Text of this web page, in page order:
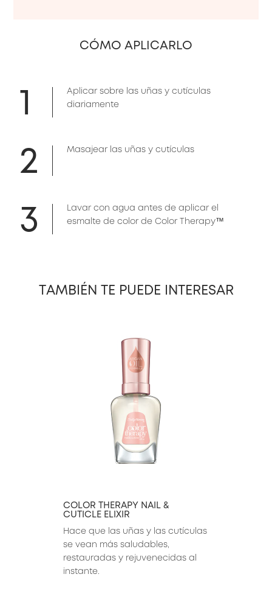
CÓMO APLICARLO
1
Aplicar sobre las uñas y cutículas
diariamente
2 Masajear las uñas y cutículas
3
Lavar con agua antes de aplicar el
esmalte de color de Color Therapy™
TAMBIÉN TE PUEDE INTERESAR
COLOR THERAPY NAIL &
CUTICLE ELIXIR
Hace que las uñas y las cutículas
se vean más saludables,
restauradas y rejuvenecidas al
instante.